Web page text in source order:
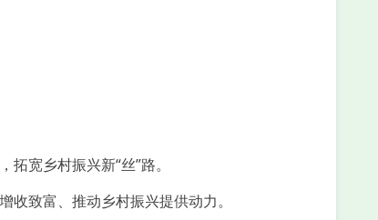
宽乡村振兴新“丝”路。
致富、推动乡村振兴提供动力。